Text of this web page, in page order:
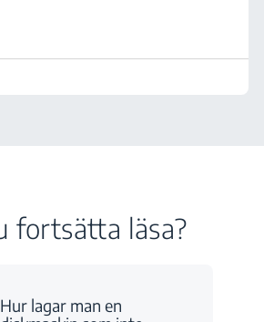
fortsätta läsa?
Hur lagar man en